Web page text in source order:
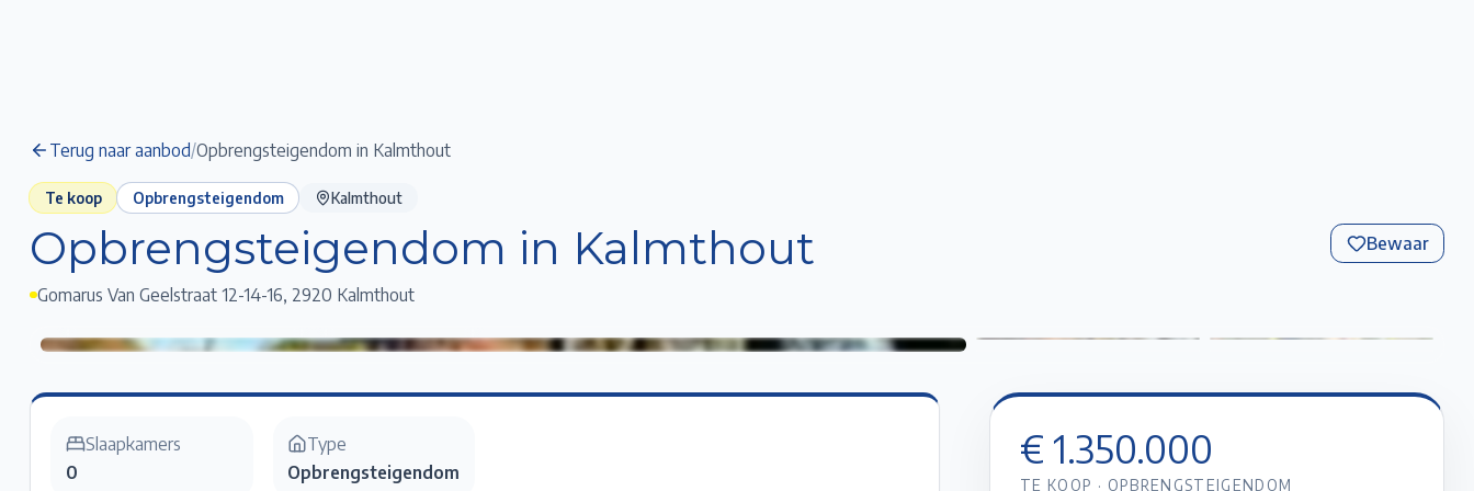
Terug naar aanbod/Opbrengsteigendom in Kalmthout
Te koop Opbrengsteigendom Kalmthout
Opbrengsteigendom in Kalmthout Bewaar
Gomarus Van Geelstraat 12-14-16, 2920 Kalmthout
Slaapkamers
0
Type
Opbrengsteigendom
€ 1.350.000
TE KOOP · OPBRENGSTEIGENDOM